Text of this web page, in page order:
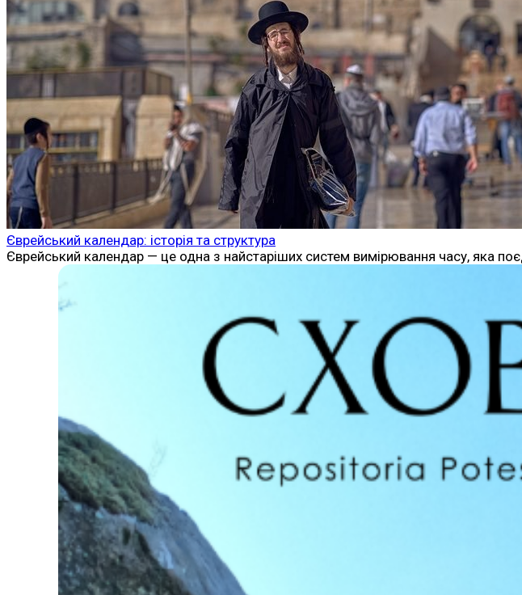
Єврейський календар: історія та структура
Єврейський календар — це одна з найстаріших систем вимірювання часу, яка